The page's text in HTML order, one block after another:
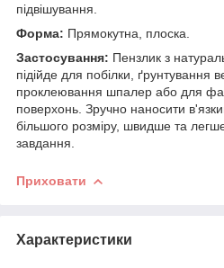
підвішування.
Форма: Прямокутна, плоска.
Застосування: Пензлик з
підійде для побілки, ґрунтування
проклеювання шпалер або для
поверхонь. Зручно наносити
більшого розміру, швидше та
завдання.
Приховати
Характеристики